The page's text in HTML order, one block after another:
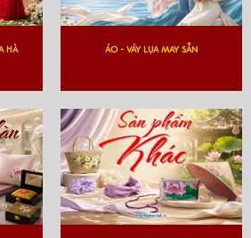
HÀ
ÁO - VÁY LỤA MAY SẴN